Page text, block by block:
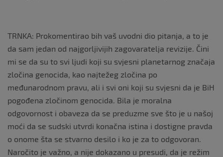
TRNKA: Prokomentirao bih vaš uvodni dio pitanja, a to je
da sam jedan od najgorljivijih zagovaratelja revizije. Čini
mi se da su to svi ljudi koji su svjesni planetarnog značaja
zločina genocida, kao najtežeg zločina po
međunarodnom pravu, ali i svi oni koji su svjesni da je BiH
pogođena zločinom genocida. Bila je moralna
odgovornost i obaveza da se preduzme sve što je u našoj
moći da se sudski utvrdi konačna istina i dostigne pravda
o onome šta se stvarno desilo i ko je za to odgovoran.
Naročito je važno, a nije dokazano u presudi, da je režim